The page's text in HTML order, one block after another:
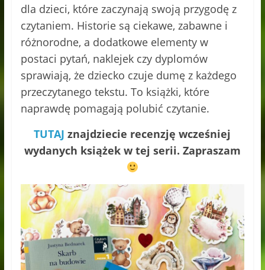
dla dzieci, które zaczynają swoją przygodę z
czytaniem. Historie są ciekawe, zabawne i
różnorodne, a dodatkowe elementy w
postaci pytań, naklejek czy dyplomów
sprawiają, że dziecko czuje dumę z każdego
przeczytanego tekstu. To książki, które
naprawdę pomagają polubić czytanie.
TUTAJ znajdziecie recenzję wcześniej
wydanych książek w tej serii. Zapraszam